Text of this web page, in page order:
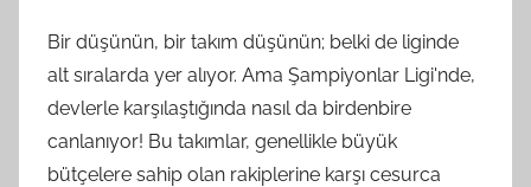
Bir düşünün, bir takım düşünün; belki de liginde
alt sıralarda yer alıyor. Ama Şampiyonlar Ligi'nde,
devlerle karşılaştığında nasıl da birdenbire
canlanıyor! Bu takımlar, genellikle büyük
bütçelere sahip olan rakiplerine karşı cesurca